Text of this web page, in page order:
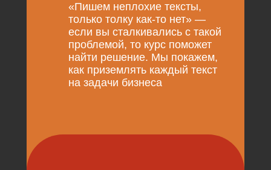
«Пишем неплохие тексты,
только толку как-то нет» —
если вы сталкивались с такой
проблемой, то курс поможет
найти решение. Мы покажем,
как приземлять каждый текст
на задачи бизнеса